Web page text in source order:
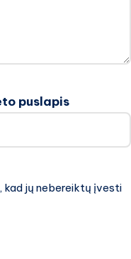
puslapis
kad jų nebereiktų įvesti